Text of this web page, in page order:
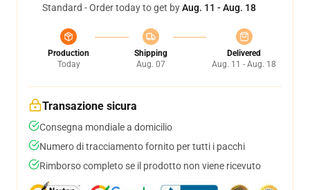
Standard - Order today to get byAug. 11 - Aug. 18
Production
Today
Shipping
Aug. 07
Delivered
Aug. 11 - Aug. 18
Transazione sicura
Consegna mondiale a domicilio
Numero di tracciamento fornito per tutti i pacchi
Rimborso completo se il prodotto non viene ricevuto